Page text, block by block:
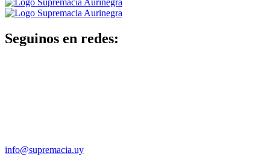
Seguinos en redes:
info@supremacia.uy